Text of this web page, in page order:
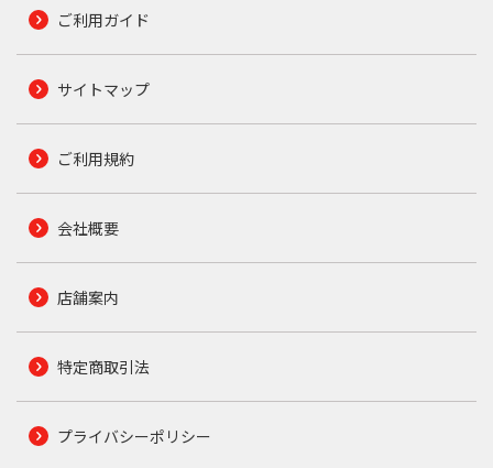
ご利用ガイド
サイトマップ
ご利用規約
会社概要
店舗案内
特定商取引法
プライバシーポリシー